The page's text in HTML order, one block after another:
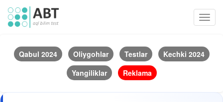
Qabul 2024 Oliygohlar Testlar
Kechki 2024
Yangiliklar
Reklama